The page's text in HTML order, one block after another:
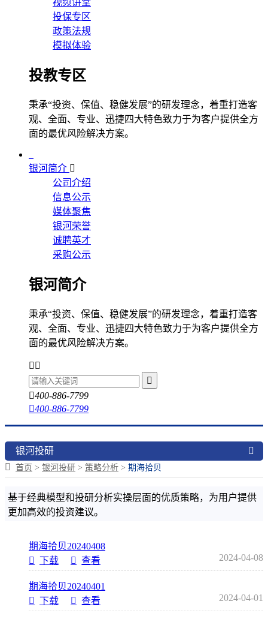
视频讲堂
投保专区
政策法规
模拟体验
投教专区
秉承“投资、保值、稳健发展”的研发理念，着重打造客
观、全面、专业、迅捷四大特色致力于为客户提供全方
面的最优风险解决方案。
银河简介
公司介绍
信息公示
媒体聚焦
银河荣誉
诚聘英才
采购公示
银河简介
秉承“投资、保值、稳健发展”的研发理念，着重打造客
观、全面、专业、迅捷四大特色致力于为客户提供全方
面的最优风险解决方案。
400-886-7799
400-886-7799
银河投研
首页 > 银河投研 > 策略分析 > 期海拾贝
基于经典模型和投研分析实操层面的优质策略，为用户提供
更加高效的投资建议。
期海拾贝20240408
2024-04-08
查看
下载
期海拾贝20240401
2024-04-01
查看
下载